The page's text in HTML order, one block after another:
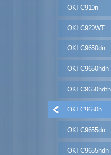
OKI C910n
OKI C920WT
OKI C9650dn
OKI C9650hdn
OKI C9650hdtn
OKI C9650n
OKI C9655dn
OKI C9655hdn